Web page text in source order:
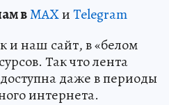
вMAXиTelegram
и наш сайт, в «белом
Так что лента
даже в периоды
интернета.